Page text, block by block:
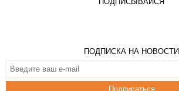
ПОДПИСКА НА НОВОСТИ
Подписаться